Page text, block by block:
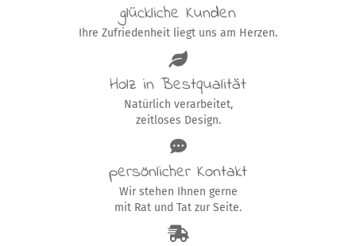
glückliche Kunden
Ihre Zufriedenheit liegt uns am Herzen.
Holz in Bestqualität
Natürlich verarbeitet,
zeitloses Design.
persönlicher Kontakt
Wir stehen Ihnen gerne
mit Rat und Tat zur Seite.